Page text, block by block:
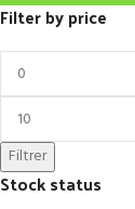
Filter by price
Filtrer
Stock status